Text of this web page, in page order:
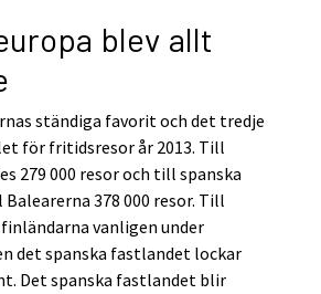
blev allt
ständiga favorit och det tredje
för fritidsresor år 2013. Till
279 000 resor och till spanska
378 000 resor. Till
vanligen under
det spanska fastlandet lockar
Det spanska fastlandet blir